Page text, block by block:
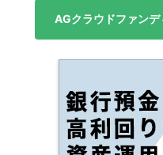
AGクラウドファン